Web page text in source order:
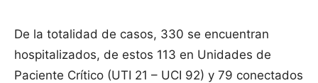
De la totalidad de casos, 330 se encuentran
hospitalizados, de estos 113 en Unidades de
Paciente Crítico (UTI 21 – UCI 92) y 79 conectados